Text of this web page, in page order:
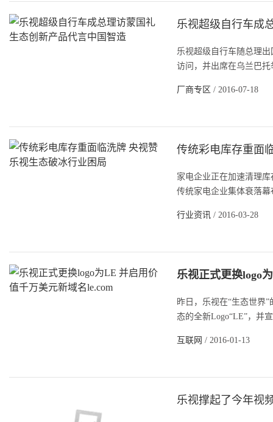
乐视超级自行车成
乐视超级自行车随总理
访问，并出席在乌兰巴
厂商专区 / 2016-07-18
传统彩电库存重面
家电企业正在加速清理
传统家电企业集体衰落
行业资讯 / 2016-03-28
乐视正式更换logo
昨日，乐视在“生态世界
态的全新Logo“LE”，并
互联网 / 2016-01-13
乐视撑起了今年视